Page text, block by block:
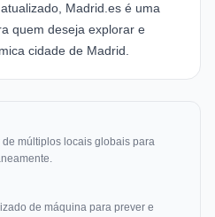
Madrid.es é uma
quem deseja explorar e
cidade de Madrid.
múltiplos locais globais para
de máquina para prever e